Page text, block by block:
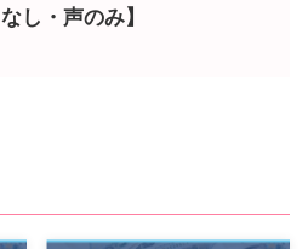
なし・声のみ】